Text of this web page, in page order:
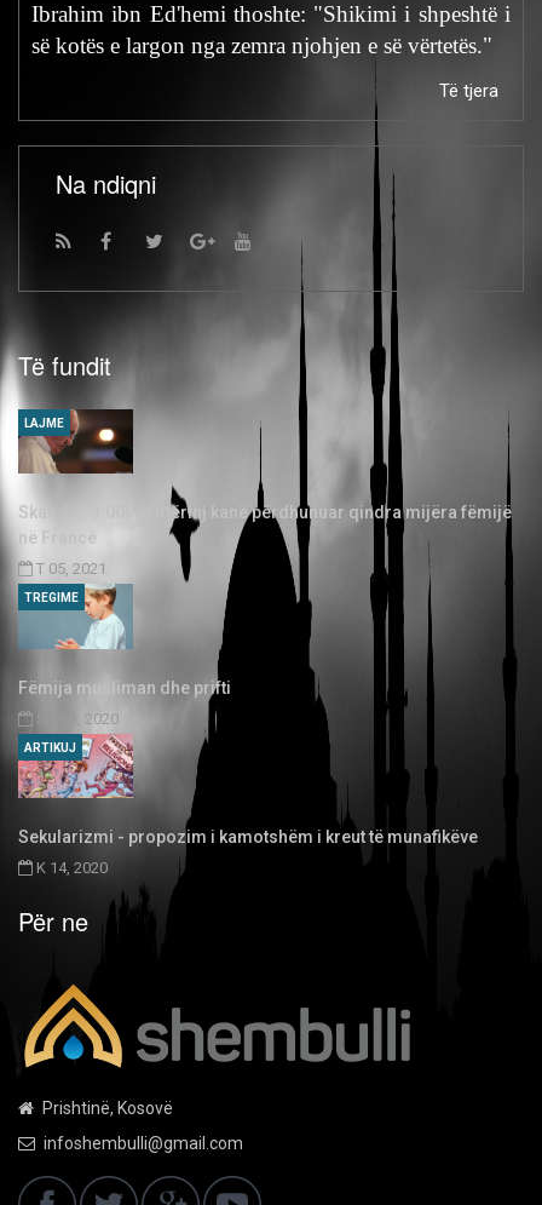
Ibrahim ibn Ed'hemi thoshte: "Shikimi i shpeshtë i
së kotës e largon nga zemra njohjen e së vërtetës."
Të tjera
Na ndiqni
Të fundit
Skandal: 3.000 priftërinj kanë përdhunuar qindra mijëra fëmijë
në Francë
T 05, 2021
LAJME
Fëmija musliman dhe prifti
SH 03, 2020
TREGIME
Sekularizmi - propozim i kamotshëm i kreut të munafikëve
K 14, 2020
ARTIKUJ
Për ne
Prishtinë, Kosovë
infoshembulli@gmail.com